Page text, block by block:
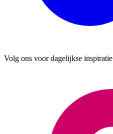
Volg ons voor dagelijkse inspiratie